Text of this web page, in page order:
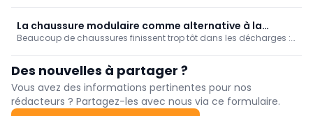
La chaussure modulaire comme alternative à la
chaussure jetable
Beaucoup de chaussures finissent trop tôt dans les décharges :
cela et a conçu une chaussure modulaire pour le secteur B2B
avec Cycleur de Luxe.
Des nouvelles à partager ?
Vous avez des informations pertinentes pour nos
rédacteurs ? Partagez-les avec nous via ce formulaire.